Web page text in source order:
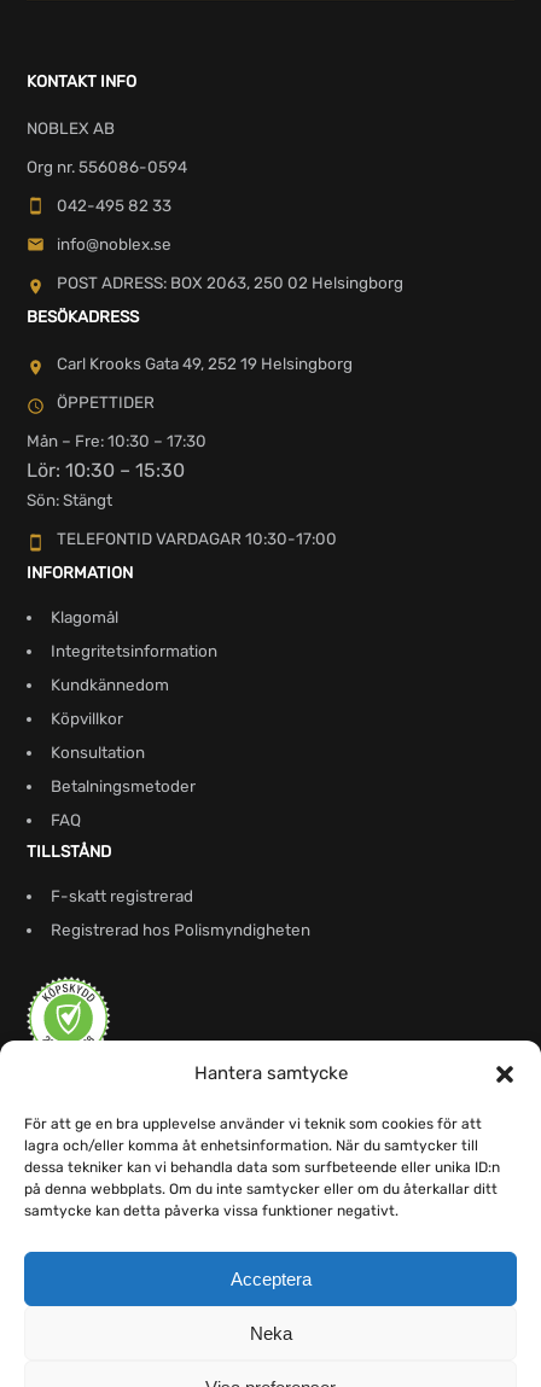
Hantera samtycke
För att ge en bra upplevelse använder vi teknik som cookies för att
lagra och/eller komma åt enhetsinformation. När du samtycker till
dessa tekniker kan vi behandla data som surfbeteende eller unika ID:n
på denna webbplats. Om du inte samtycker eller om du återkallar ditt
samtycke kan detta påverka vissa funktioner negativt.
Acceptera
Neka
KONTAKT INFO
NOBLEX AB
Org nr. 556086-0594
042-495 82 33
info@noblex.se
POST ADRESS: BOX 2063, 250 02 Helsingborg
BESÖKADRESS
Carl Krooks Gata 49, 252 19 Helsingborg
ÖPPETTIDER
Mån – Fre: 10:30 – 17:30
Lör: 10:30 – 15:30
Sön: Stängt
TELEFONTID VARDAGAR 10:30-17:00
INFORMATION
Klagomål
Integritetsinformation
Kundkännedom
Köpvillkor
Konsultation
Betalningsmetoder
FAQ
TILLSTÅND
F-skatt registrerad
Registrerad hos Polismyndigheten